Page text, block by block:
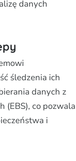
danych
śledzenia ich
danych z
(EBS), co pozwala
i